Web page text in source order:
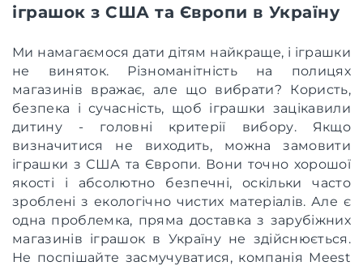
іграшок з США та Європи в Україну
Ми намагаємося дати дітям найкраще, і іграшки
не виняток. Різноманітність на полицях
магазинів вражає, але що вибрати? Користь,
безпека і сучасність, щоб іграшки зацікавили
дитину - головні критерії вибору. Якщо
визначитися не виходить, можна замовити
іграшки з США та Європи. Вони точно хорошої
якості і абсолютно безпечні, оскільки часто
зроблені з екологічно чистих матеріалів. Але є
одна проблемка, пряма доставка з зарубіжних
магазинів іграшок в Україну не здійснюється.
Не поспішайте засмучуватися, компанія Meest